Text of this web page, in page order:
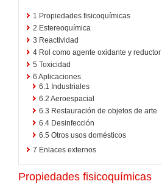
1 Propiedades fisicoquímicas
2 Estereoquímica
3 Reactividad
4 Rol como agente oxidante y reductor
5 Toxicidad
6 Aplicaciones
6.1 Industriales
6.2 Aeroespacial
6.3 Restauración de objetos de arte
6.4 Desinfección
6.5 Otros usos domésticos
7 Enlaces externos
Propiedades fisicoquímicas